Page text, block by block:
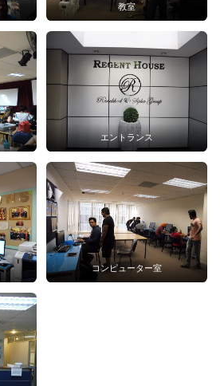
教室
エントランス
コンピューター室